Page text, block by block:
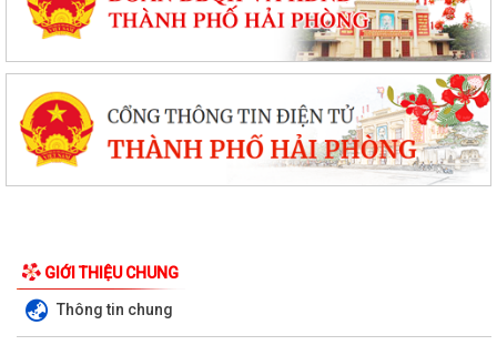
GIỚI THIỆU CHUNG
Thông tin chung